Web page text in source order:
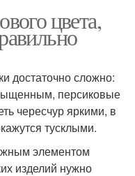
цвета,
достаточно сложно:
персиковые
чересчур яркими, в
тусклыми.
элементом
изделий нужно